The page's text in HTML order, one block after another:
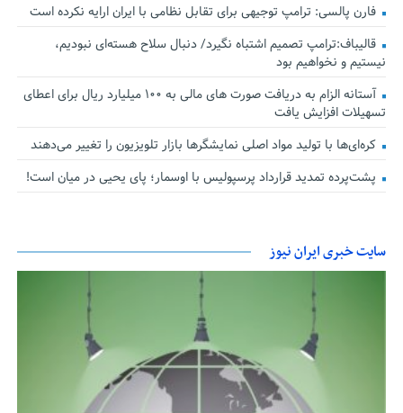
فارن پالسی: ترامپ توجیهی برای تقابل نظامی با ایران ارایه نکرده است
قالیباف:ترامپ تصمیم اشتباه نگیرد/ دنبال سلاح هسته‌ای نبودیم،
نیستیم و نخواهیم بود
آستانه الزام به دریافت صورت های مالی به ۱۰۰ میلیارد ریال برای اعطای
تسهیلات افزایش یافت
کره‌ای‌ها با تولید مواد اصلی نمایشگرها بازار تلویزیون را تغییر می‌دهند
پشت‌پرده تمدید قرارداد پرسپولیس با اوسمار؛ پای یحیی در میان است!
سایت خبری ایران نیوز